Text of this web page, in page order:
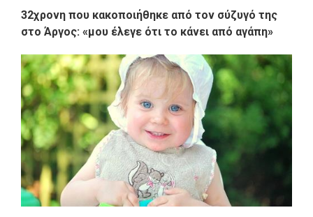
32χρονη που κακοποιήθηκε από τον σύζυγό της
στο Άργος: «μου έλεγε ότι το κάνει από αγάπη»